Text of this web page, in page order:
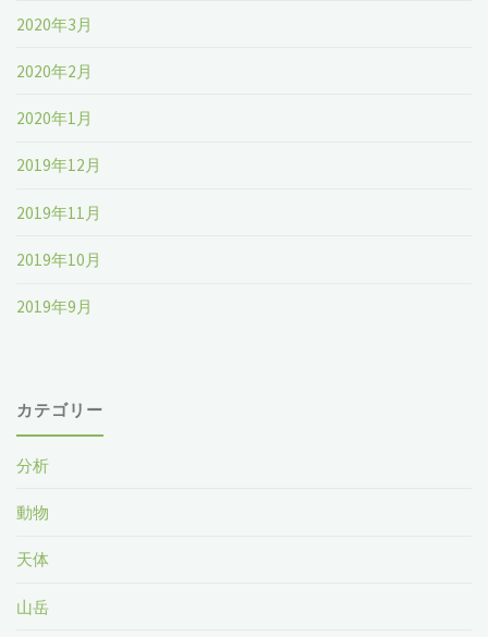
2020年3月
2020年2月
2020年1月
2019年12月
2019年11月
2019年10月
2019年9月
カテゴリー
分析
動物
天体
山岳